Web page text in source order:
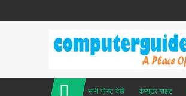
सभी पोस्ट देखें कंप्यूटर गाइड